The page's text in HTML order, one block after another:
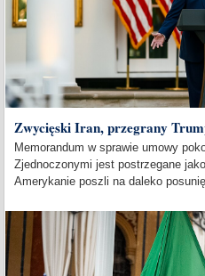
Zwycięski Iran, przegrany
Memorandum w sprawie umowy
Zjednoczonymi jest postrzegane
Amerykanie poszli na daleko